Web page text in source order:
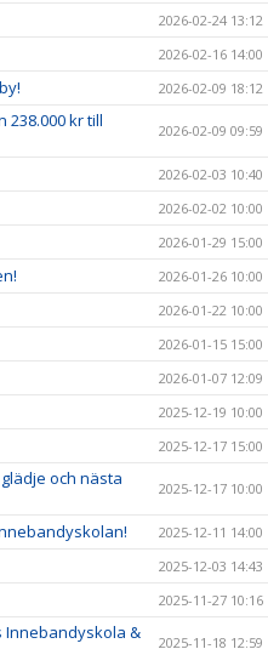
2026-02-24 13:12
2026-02-16 14:00
2026-02-09 18:12
238.000 kr till
2026-02-09 09:59
2026-02-03 10:40
2026-02-02 10:00
2026-01-29 15:00
2026-01-26 10:00
2026-01-22 10:00
2026-01-15 15:00
2026-01-07 12:09
2025-12-19 10:00
2025-12-17 15:00
och nästa
2025-12-17 10:00
2025-12-11 14:00
2025-12-03 14:43
2025-11-27 10:16
Innebandyskola &
2025-11-18 12:59